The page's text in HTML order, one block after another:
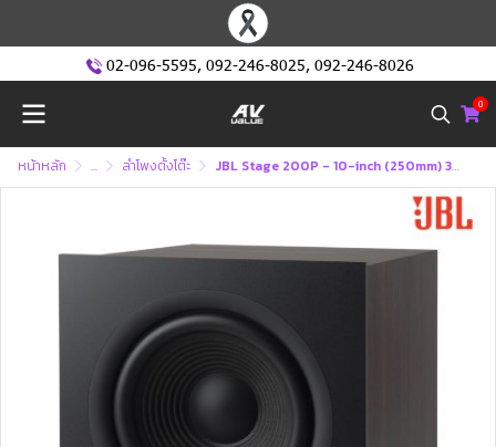
02-096-5595, 092-246-8025, 092-246-8026
0
หน้าหลัก ... ลำโพงตั้งโต๊ะ JBL Stage 200P - 10-inch (250mm) 300W Powered Subwoofer (ลำโพงซับวูฟเฟอร์)